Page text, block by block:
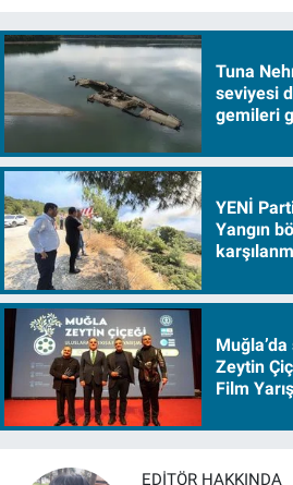
Tuna
seviyesi
gemileri
YENİ
Yangın
Zeytin
Film
EDITÖR HAKKINDA